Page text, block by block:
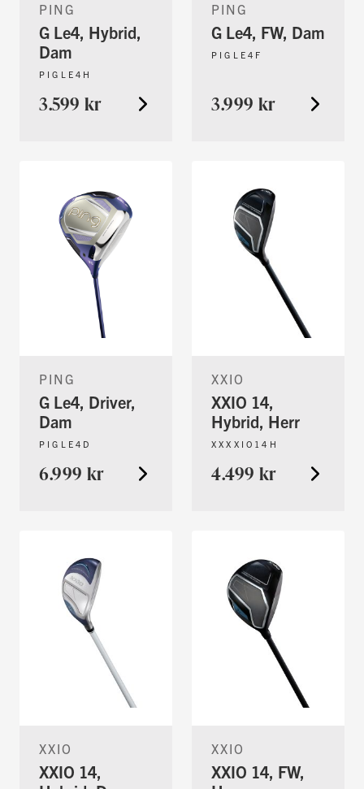
PING
G Le4, Hybrid,
Dam
PIGLE4H
3.599 kr
PING
G Le4, FW, Dam
PIGLE4F
3.999 kr
PING
G Le4, Driver,
Dam
PIGLE4D
6.999 kr
XXIO
XXIO 14,
Hybrid, Herr
XXXXIO14H
4.499 kr
XXIO
XXIO 14,
XXIO
XXIO 14, FW,